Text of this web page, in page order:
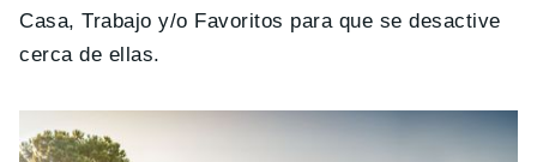
Casa, Trabajo y/o Favoritos para que se desactive
cerca de ellas.